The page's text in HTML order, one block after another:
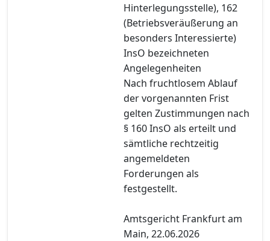
Hinterlegungsstelle), 162
(Betriebsveräußerung an
besonders Interessierte)
InsO bezeichneten
Angelegenheiten
Nach fruchtlosem Ablauf
der vorgenannten Frist
gelten Zustimmungen nach
§ 160 InsO als erteilt und
sämtliche rechtzeitig
angemeldeten
Forderungen als
festgestellt.
Amtsgericht Frankfurt am
Main, 22.06.2026